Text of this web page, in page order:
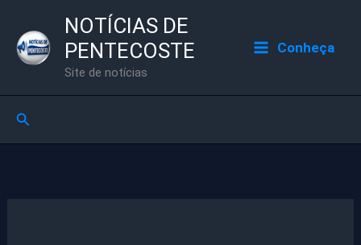
para
NOTÍCIAS DE
PENTECOSTE
Site de notícias
Conheça
Pesquisar